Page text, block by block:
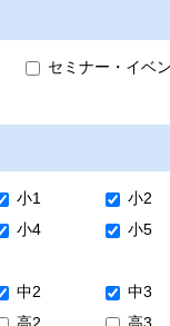
セミナー・イベ
小1
小2
小4
小5
中2
中3